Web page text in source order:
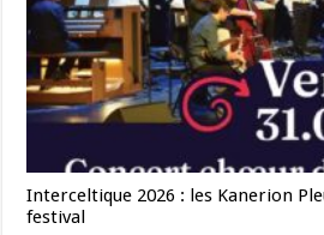
Interceltique 2026 : les Kanerion
festival